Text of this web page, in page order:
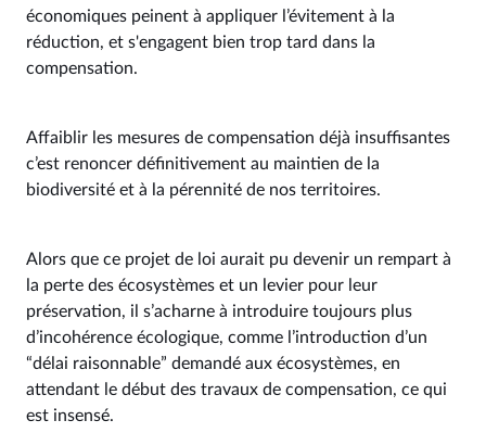
économiques peinent à appliquer l’évitement à la
réduction, et s'engagent bien trop tard dans la
compensation.
Affaiblir les mesures de compensation déjà insuffisantes
c’est renoncer définitivement au maintien de la
biodiversité et à la pérennité de nos territoires.
Alors que ce projet de loi aurait pu devenir un rempart à
la perte des écosystèmes et un levier pour leur
préservation, il s’acharne à introduire toujours plus
d’incohérence écologique, comme l’introduction d’un
“délai raisonnable” demandé aux écosystèmes, en
attendant le début des travaux de compensation, ce qui
est insensé.